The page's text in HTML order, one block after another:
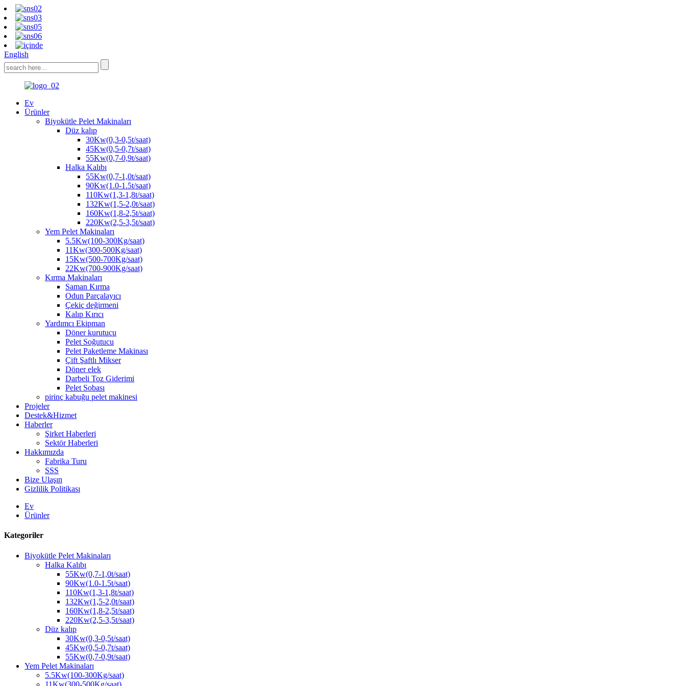
English
Ev
Ürünler
Biyokütle Pelet Makinaları
Düz kalıp
30Kw(0,3-0,5t/saat)
45Kw(0,5-0,7t/saat)
55Kw(0,7-0,9t/saat)
Halka Kalıbı
55Kw(0,7-1,0t/saat)
90Kw(1.0-1.5t/saat)
110Kw(1,3-1,8t/saat)
132Kw(1,5-2,0t/saat)
160Kw(1,8-2,5t/saat)
220Kw(2,5-3,5t/saat)
Yem Pelet Makinaları
5.5Kw(100-300Kg/saat)
11Kw(300-500Kg/saat)
15Kw(500-700Kg/saat)
22Kw(700-900Kg/saat)
Kırma Makinaları
Saman Kırma
Odun Parçalayıcı
Çekiç değirmeni
Kalıp Kırıcı
Yardımcı Ekipman
Döner kurutucu
Pelet Soğutucu
Pelet Paketleme Makinası
Çift Şaftlı Mikser
Döner elek
Darbeli Toz Giderimi
Pelet Sobası
pirinç kabuğu pelet makinesi
Projeler
Destek&Hizmet
Haberler
Şirket Haberleri
Sektör Haberleri
Hakkımızda
Fabrika Turu
SSS
Bize Ulaşın
Gizlilik Politikası
Ev
Ürünler
Kategoriler
Biyokütle Pelet Makinaları
Halka Kalıbı
55Kw(0,7-1,0t/saat)
90Kw(1.0-1.5t/saat)
110Kw(1,3-1,8t/saat)
132Kw(1,5-2,0t/saat)
160Kw(1,8-2,5t/saat)
220Kw(2,5-3,5t/saat)
Düz kalıp
30Kw(0,3-0,5t/saat)
45Kw(0,5-0,7t/saat)
55Kw(0,7-0,9t/saat)
Yem Pelet Makinaları
5.5Kw(100-300Kg/saat)
11Kw(300-500Kg/saat)